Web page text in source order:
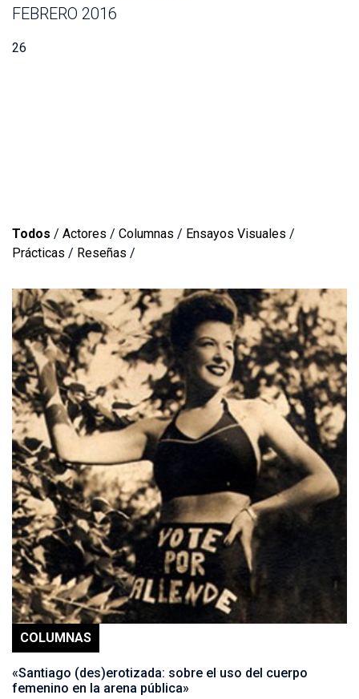
FEBRERO 2016
26
Todos / Actores / Columnas / Ensayos Visuales /
Prácticas / Reseñas /
COLUMNAS
«Santiago (des)erotizada: sobre el uso del cuerpo
femenino en la arena pública»